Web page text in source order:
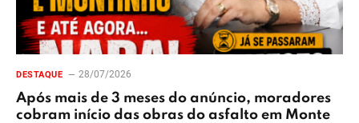
DESTAQUE 28/07/2026
Após mais de 3 meses do anúncio, moradores
cobram início das obras do asfalto em Monte